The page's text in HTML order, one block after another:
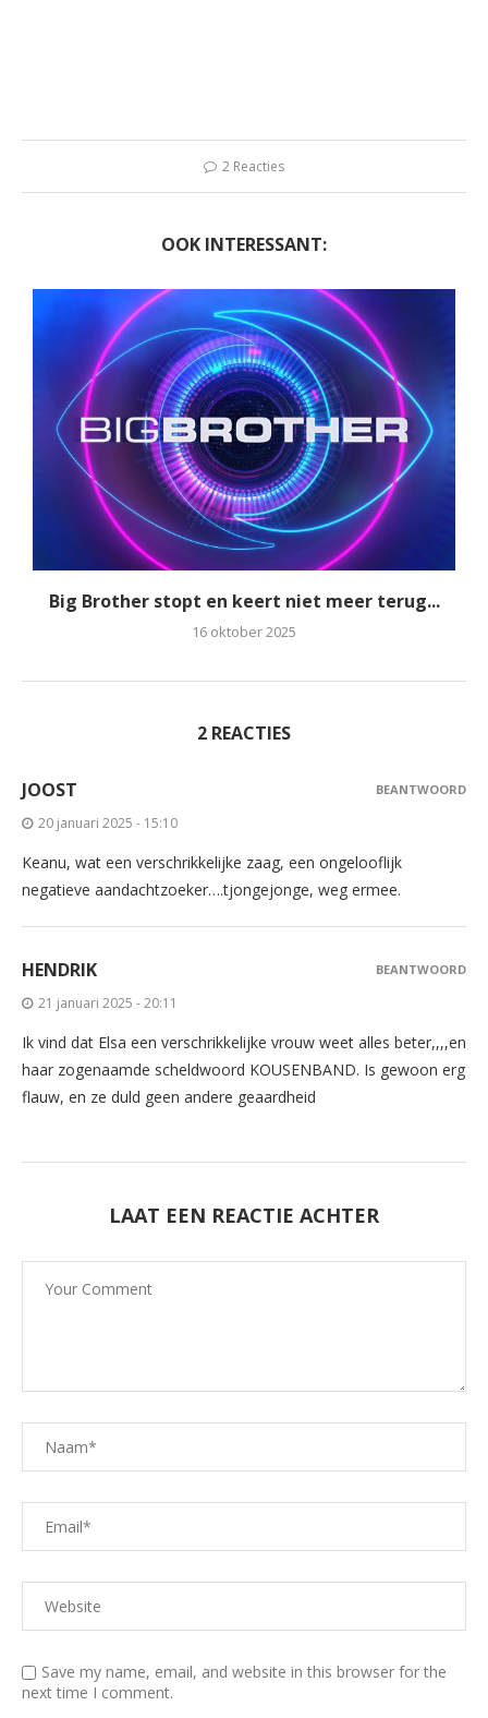
2 Reacties
OOK INTERESSANT:
Big Brother stopt en keert niet meer terug...
16 oktober 2025
2 REACTIES
JOOST
20 januari 2025 - 15:10
Keanu, wat een verschrikkelijke zaag, een ongelooflijk
negatieve aandachtzoeker….tjongejonge, weg ermee.
BEANTWOORD
HENDRIK
21 januari 2025 - 20:11
Ik vind dat Elsa een verschrikkelijke vrouw weet alles beter,,,,en
haar zogenaamde scheldwoord KOUSENBAND. Is gewoon erg
flauw, en ze duld geen andere geaardheid
BEANTWOORD
LAAT EEN REACTIE ACHTER
Save my name, email, and website in this browser for the
next time I comment.